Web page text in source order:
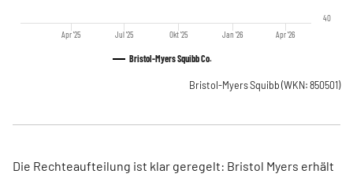
Bristol-Myers Squibb Co.
Apr '25 Jul '25 Okt '25 Jan '26 Apr '26
40
Bristol-Myers Squibb (WKN: 850501)
Die Rechteaufteilung ist klar geregelt: Bristol Myers erhält